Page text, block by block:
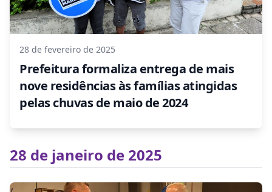
28 de fevereiro de 2025
Prefeitura formaliza entrega de mais
nove residências às famílias atingidas
pelas chuvas de maio de 2024
28 de janeiro de 2025